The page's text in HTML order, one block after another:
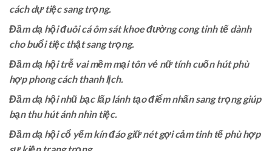
cách dự tiệc sang trọng.
Đầm dạ hội đuôi cá ôm sát khoe đường cong tinh tế dành
cho buổi tiệc thật sang trọng.
Đầm dạ hội trễ vai mềm mại tôn vẻ nữ tính cuốn hút phù
hợp phong cách thanh lịch.
Đầm dạ hội nhũ bạc lấp lánh tạo điểm nhấn sang trọng giúp
bạn thu hút ánh nhìn tiệc.
Đầm dạ hội cổ yếm kín đáo giữ nét gợi cảm tinh tế phù hợp
sự kiện trang trọng.